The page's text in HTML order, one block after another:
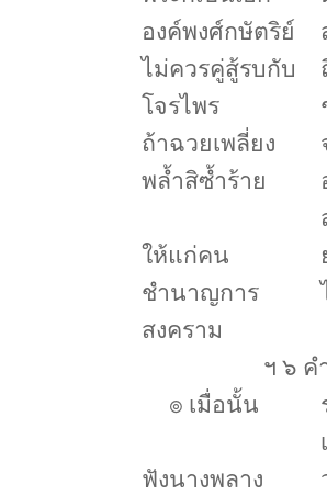
องค์พงศ์กษัตริย์
ไม่ควรคู่สู้รบกับ
โจรไพร
ถ้าฉวยเพลี่ยง
พล้ำสิซ้ำร้าย
ให้แก่คน
ชำนาญการ
สงคราม
ฯ ๖ ค
๏ เมื่อนั้น
ฟังนางพลาง